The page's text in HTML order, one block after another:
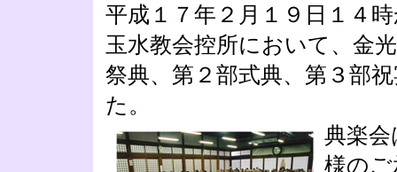
平成１７年２月１９日１４
玉水教会控所において、金
祭典、第２部式典、第３部
た。
典楽会
様の